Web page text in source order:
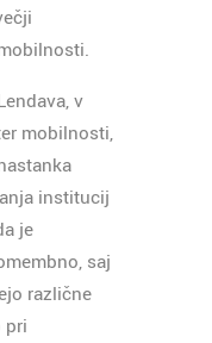
v
mobilnosti,
institucij
je
saj
različne
pri